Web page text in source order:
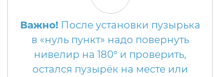
Важно! После установки пузырька
в «нуль пункт» надо повернуть
нивелир на 180° и проверить,
остался пузырёк на месте или